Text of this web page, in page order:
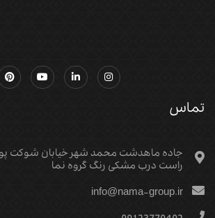
تماس
جاده ماهدشت محمد شهر خیابان شوکت
راست درب مشکی رنگ گروه نما
info@nama-group.ir